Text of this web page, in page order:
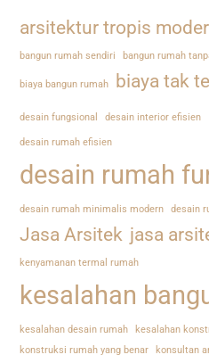
arsitektur tropis
bangun rumah sendiri bangun rumah
biaya bangun rumah biaya tak
desain fungsional desain interior efisien
desain rumah efisien
desain rumah
desain rumah minimalis modern desain
Jasa Arsitek jasa
kenyamanan termal rumah
kesalahan
kesalahan desain rumah kesalahan
konstruksi rumah yang benar
konsultan